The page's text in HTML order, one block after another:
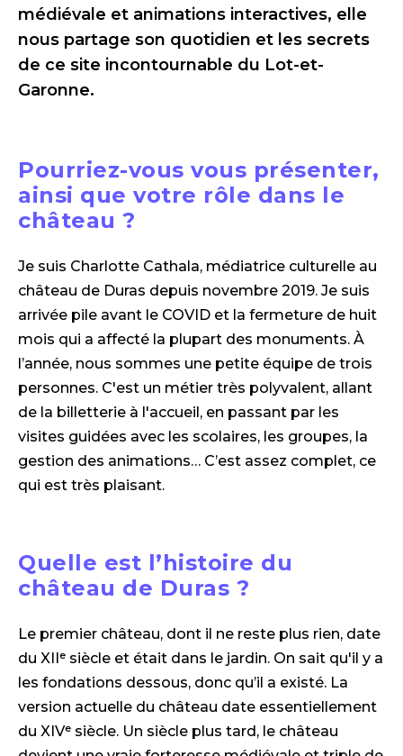
médiévale et animations interactives, elle
nous partage son quotidien et les secrets
de ce site incontournable du Lot-et-
Garonne.
Pourriez-vous vous présenter,
ainsi que votre rôle dans le
château ?
Je suis Charlotte Cathala, médiatrice culturelle au
château de Duras depuis novembre 2019. Je suis
arrivée pile avant le COVID et la fermeture de huit
mois qui a affecté la plupart des monuments. À
l’année, nous sommes une petite équipe de trois
personnes. C'est un métier très polyvalent, allant
de la billetterie à l'accueil, en passant par les
visites guidées avec les scolaires, les groupes, la
gestion des animations… C’est assez complet, ce
qui est très plaisant.
Quelle est l’histoire du
château de Duras ?
Le premier château, dont il ne reste plus rien, date
du XIIᵉ siècle et était dans le jardin. On sait qu'il y a
les fondations dessous, donc qu’il a existé. La
version actuelle du château date essentiellement
du XIVᵉ siècle. Un siècle plus tard, le château